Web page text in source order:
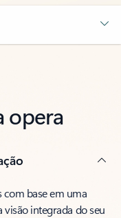
opera
com base em uma
integrada do seu